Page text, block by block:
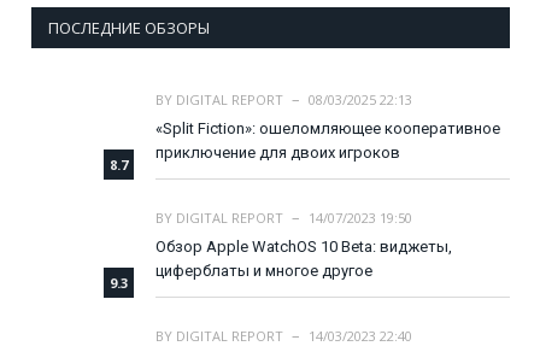
ПОСЛЕДНИЕ ОБЗОРЫ
8.7
BY DIGITAL REPORT
08/03/2025 22:13
«Split Fiction»: ошеломляющее кооперативное
приключение для двоих игроков
9.3
BY DIGITAL REPORT
14/07/2023 19:50
Обзор Apple WatchOS 10 Beta: виджеты,
циферблаты и многое другое
BY DIGITAL REPORT
14/03/2023 22:40